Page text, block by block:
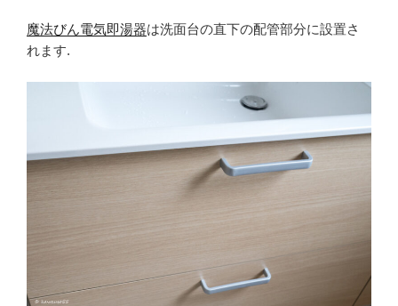
魔法びん電気即湯器は洗面台の直下の配管部分に設置さ
れます.